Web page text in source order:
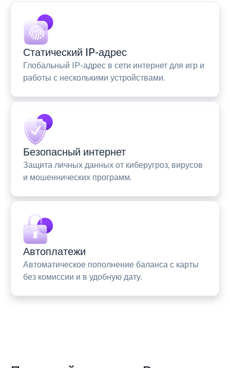
Статический IP-адрес
Глобальный IP-адрес в сети интернет для игр и
работы с несколькими устройствами.
Безопасный интернет
Защита личных данных от киберугроз, вирусов
и мошеннических программ.
Автоплатежи
Автоматическое пополнение баланса с карты
без комиссии и в удобную дату.